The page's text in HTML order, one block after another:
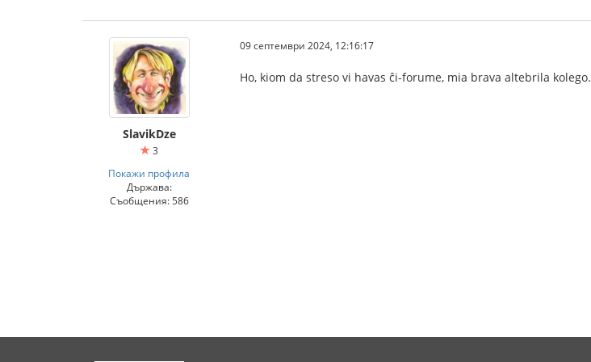
SlavikDze
3
Покажи профила
Държава:
Съобщения: 586
09 септември 2024, 12:16:17
Ho, kiom da streso vi havas ĉi-forume, mia brava altebrila kolego.